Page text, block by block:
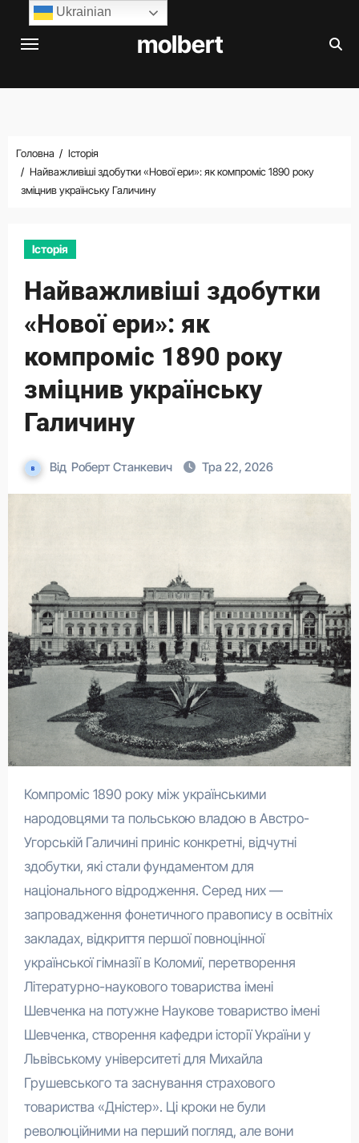
Перейти
molbert
Головна
Історія
Найважливіші здобутки «Нової ери»: як компроміс 1890 року
зміцнив українську Галичину
Історія
Найважливіші здобутки
«Нової ери»: як
компроміс 1890 року
зміцнив українську
Галичину
Від Роберт Станкевич Тра 22, 2026
Компроміс 1890 року між українськими
народовцями та польською владою в Австро-
Угорській Галичині приніс конкретні, відчутні
здобутки, які стали фундаментом для
національного відродження. Серед них —
запровадження фонетичного правопису в освітніх
закладах, відкриття першої повноцінної
української гімназії в Коломиї, перетворення
Літературно-наукового товариства імені
Шевченка на потужне Наукове товариство імені
Шевченка, створення кафедри історії України у
Львівському університеті для Михайла
Грушевського та заснування страхового
товариства «Дністер». Ці кроки не були
революційними на перший погляд, але вони
Ukrainian